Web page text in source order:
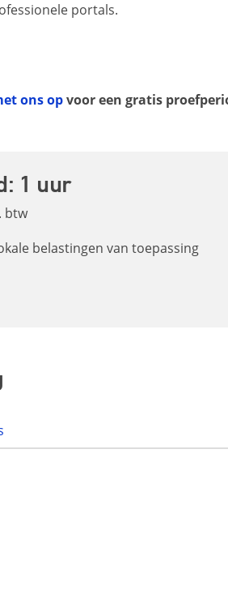
portals.
ons opvoor een gratis
1 uur
btw
belastingen van toepassing